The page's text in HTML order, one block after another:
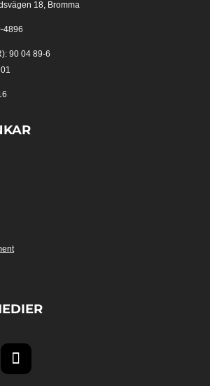
18, Bromma
4896
90 04 89-6